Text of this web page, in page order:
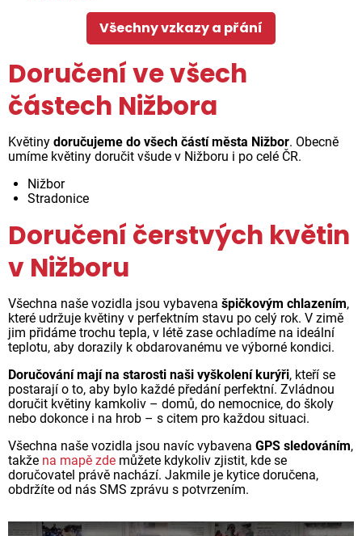
Všechny vzkazy a přání
Doručení ve všech
částech Nižbora
Květiny doručujeme do všech částí města Nižbor. Obecně
umíme květiny doručit všude v Nižboru i po celé ČR.
Nižbor
Stradonice
Doručení čerstvých květin
v Nižboru
Všechna naše vozidla jsou vybavena špičkovým chlazením,
které udržuje květiny v perfektním stavu po celý rok. V zimě
jim přidáme trochu tepla, v létě zase ochladíme na ideální
teplotu, aby dorazily k obdarovanému ve výborné kondici.
Doručování mají na starosti naši vyškolení kurýři, kteří se
postarají o to, aby bylo každé předání perfektní. Zvládnou
doručit květiny kamkoliv – domů, do nemocnice, do školy
nebo dokonce i na hrob – s citem pro každou situaci.
Všechna naše vozidla jsou navíc vybavena GPS sledováním,
takže na mapě zde můžete kdykoliv zjistit, kde se
doručovatel právě nachází. Jakmile je kytice doručena,
obdržíte od nás SMS zprávu s potvrzením.